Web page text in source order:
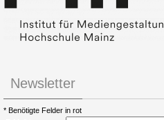
Newsletter